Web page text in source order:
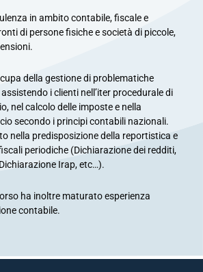
in ambito contabile, fiscale e
di persone fisiche e società di piccole,
della gestione di problematiche
i clienti nell’iter procedurale di
nel calcolo delle imposte e nella
secondo i principi contabili nazionali.
nella predisposizione della reportistica e
periodiche (Dichiarazione dei redditi,
Irap, etc…).
ha inoltre maturato esperienza
contabile.